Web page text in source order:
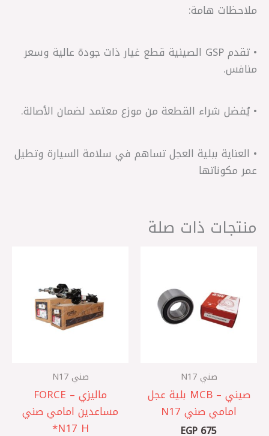
ملاحظات هامة:
• تقدم GSP الصينية قطع غيار ذات جودة عالية وسعر
منافس.
• يُفضل شراء القطعة من موزع معتمد لضمان الأصالة.
• العناية ببلية العجل تساهم في سلامة السيارة وتطيل
عمر مكوناتها
منتجات ذات صلة
صني N17
صيني – MCB بلية عجل
امامي صني N17
EGP 675
صني N17
ماليزي – FORCE
مساعدين امامي صني
N17 H*